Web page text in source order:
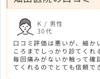
K / 男性
30代
口コミ評価は悪いが、細か
ころまでしっかり診てくれ
毎回痛みがないか触って確
てくれるのでとても信頼で